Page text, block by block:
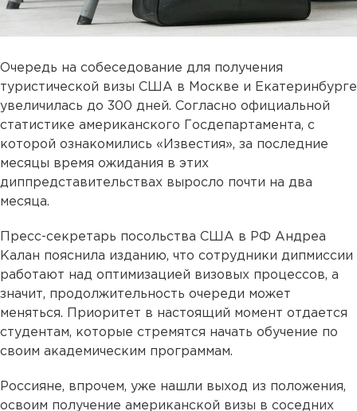
Очередь на собеседование для получения
туристической визы США в Москве и Екатеринбурге
увеличилась до 300 дней. Согласно официальной
статистике американского Госдепартамента, с
которой ознакомились «Известия», за последние
месяцы время ожидания в этих
диппредставительствах выросло почти на два
месяца.
Пресс-секретарь посольства США в РФ Андреа
Калан пояснила изданию, что сотрудники дипмиссии
работают над оптимизацией визовых процессов, а
значит, продолжительность очереди может
меняться. Приоритет в настоящий момент отдается
студентам, которые стремятся начать обучение по
своим академическим программам.
Россияне, впрочем, уже нашли выход из положения,
освоим получение американской визы в соседних